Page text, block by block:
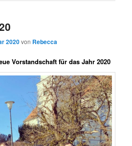
2020von Rebecca
Vorstandschaft für das Jahr 2020